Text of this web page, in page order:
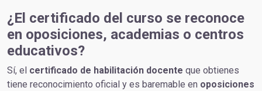
¿El certificado del curso se reconoce
en oposiciones, academias o centros
educativos?
Sí, el certificado de habilitación docente que obtienes
tiene reconocimiento oficial y es baremable en oposiciones